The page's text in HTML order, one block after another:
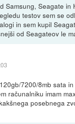
Samsung, Seagate in
testov sem se
in sem kupil
od Seagateov le
7200/8mb sata
računalniku imam
posebnega